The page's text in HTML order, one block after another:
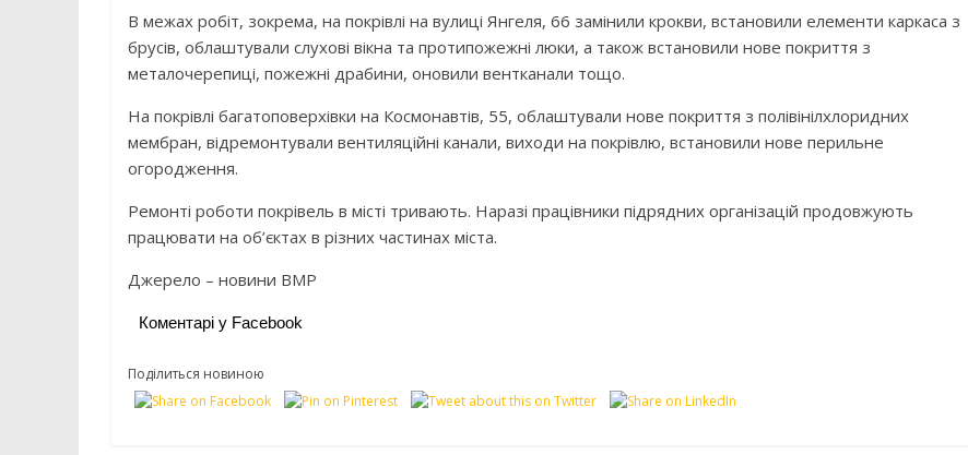
В межах робіт, зокрема, на покрівлі на вулиці Янгеля, 66 замінили крокви, встановили елементи каркаса з
брусів, облаштували слухові вікна та протипожежні люки, а також встановили нове покриття з
металочерепиці, пожежні драбини, оновили вентканали тощо.
На покрівлі багатоповерхівки на Космонавтів, 55, облаштували нове покриття з полівінілхлоридних
мембран, відремонтували вентиляційні канали, виходи на покрівлю, встановили нове перильне
огородження.
Ремонті роботи покрівель в місті тривають. Наразі працівники підрядних організацій продовжують
працювати на об’єктах в різних частинах міста.
Джерело – новини ВМР
Коментарі у Facebook
Поділиться новиною